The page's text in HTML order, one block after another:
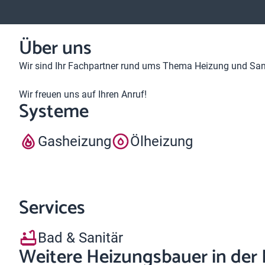
Über uns
Wir sind Ihr Fachpartner rund ums Thema Heizung und
Wir freuen uns auf Ihren Anruf!
Systeme
Gasheizung Ölheizung
Services
Bad & Sanitär
Weitere Heizungsbauer in der